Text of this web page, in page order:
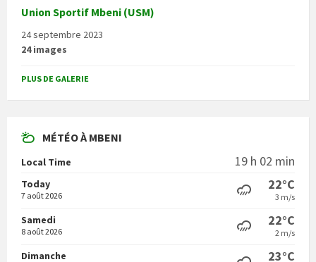
Union Sportif Mbeni (USM)
24 septembre 2023
24 images
PLUS DE GALERIE
MÉTÉO À MBENI
Local Time 19 h 02 min
Today
7 août 2026
22°C
3 m/s
Samedi
8 août 2026
22°C
2 m/s
Dimanche 23°C